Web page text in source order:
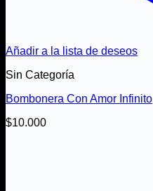
Añadir a la lista de deseos
Sin Categoría
Bombonera Con Amor Infinito
$10.000